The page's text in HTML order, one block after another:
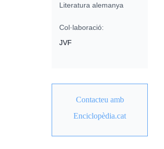
Literatura alemanya
Col·laboració:
JVF
Contacteu amb
Enciclopèdia.cat